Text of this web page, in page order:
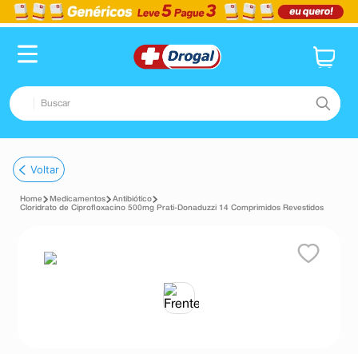
Buscar
1º fralda
2º pampers confort sec max
lenço umedecido
Voltar
Medicamentos
Antibiótico
Cloridrato de Ciprofloxacino 500mg Prati-Donaduzzi 14 Comprimidos Revestidos